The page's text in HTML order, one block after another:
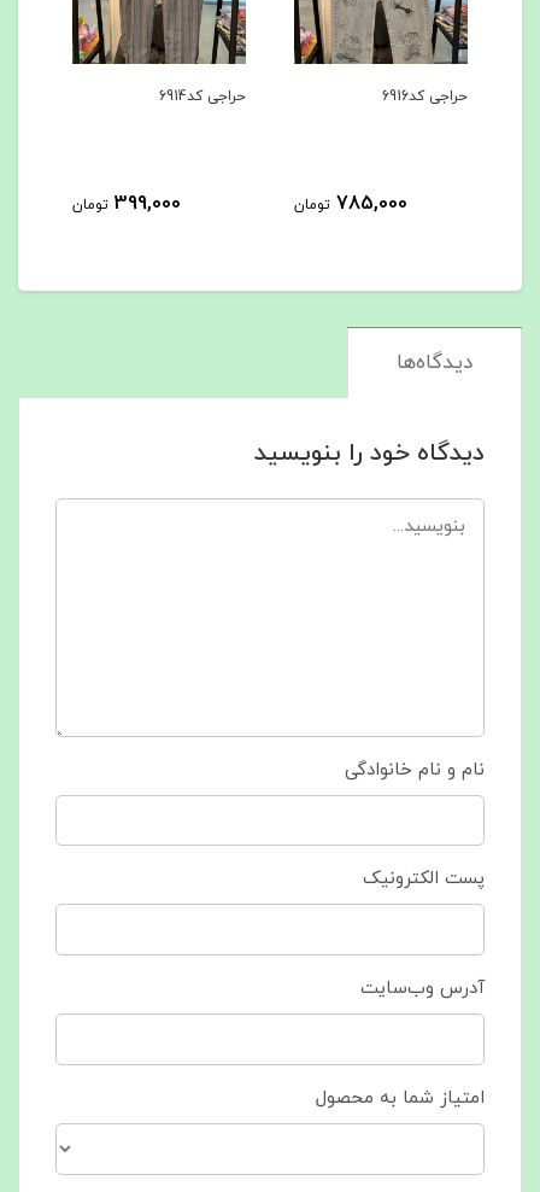
حراجی کد6916
785,000 تومان
حراجی کد6914
399,000 تومان
دیدگاه‌ها
دیدگاه خود را بنویسید
نام و نام خانوادگی
پست الکترونیک
آدرس وب‌سایت
امتیاز شما به محصول